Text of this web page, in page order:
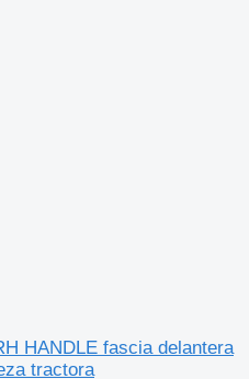
HANDLE fascia delantera
tractora